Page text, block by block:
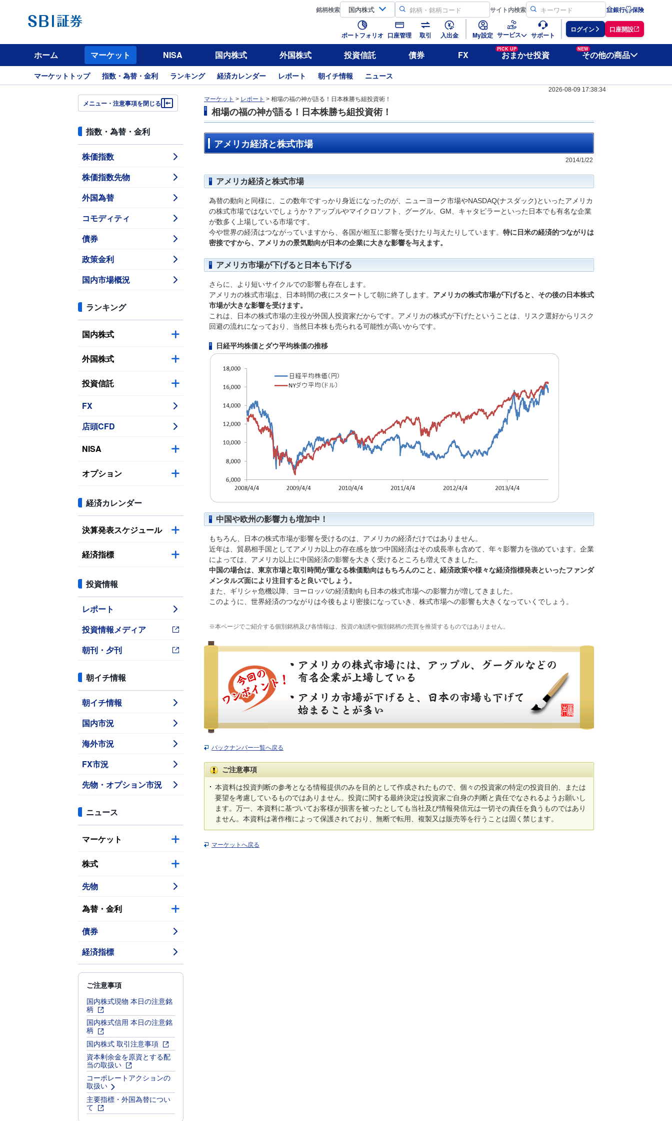
銘柄検索 サイト内検索 銀行 保険
ポートフォリオ 口座管理 取引 入出金 My設定 サービス サポート
ログイン 口座開設
ホーム マーケット NISA 国内株式 外国株式 投資信託 債券 FX
PICK UP
おまかせ投資
NEW
その他の商品
マーケットトップ 指数・為替・金利 ランキング 経済カレンダー レポート 朝イチ情報 ニュース
2026-08-09 17:38:34
メニュー・注意事項を閉じる
指数・為替・金利
株価指数
株価指数先物
外国為替
コモディティ
債券
政策金利
国内市場概況
ランキング
国内株式
外国株式
投資信託
FX
店頭CFD
NISA
オプション
経済カレンダー
決算発表スケジュール
経済指標
投資情報
レポート
投資情報メディア
朝刊・夕刊
朝イチ情報
朝イチ情報
国内市況
海外市況
FX市況
先物・オプション市況
ニュース
マーケット
株式
先物
為替・金利
債券
経済指標
ご注意事項
国内株式現物 本日の注意銘
柄
国内株式信用 本日の注意銘
柄
国内株式 取引注意事項
資本剰余金を原資とする配
当の取扱い
コーポレートアクションの
取扱い
主要指標・外国為替につい
て
マーケット > レポート > 相場の福の神が語る！日本株勝ち組投資術！
相場の福の神が語る！日本株勝ち組投資術！
アメリカ経済と株式市場
2014/1/22
アメリカ経済と株式市場
為替の動向と同様に、この数年ですっかり身近になったのが、ニューヨーク市場やNASDAQ(ナスダック)といったアメリカ
の株式市場ではないでしょうか？アップルやマイクロソフト、グーグル、GM、キャタピラーといった日本でも有名な企業
が数多く上場している市場です。
今や世界の経済はつながっていますから、各国が相互に影響を受けたり与えたりしています。 特に日米の経済的つながりは
密接ですから、アメリカの景気動向が日本の企業に大きな影響を与えます。
アメリカ市場が下げると日本も下げる
さらに、より短いサイクルでの影響も存在します。
アメリカの株式市場は、日本時間の夜にスタートして朝に終了します。 アメリカの株式市場が下げると、その後の日本株式
市場が大きな影響を受けます。
これは、日本の株式市場の主役が外国人投資家だからです。アメリカの株式が下げたということは、リスク選好からリスク
回避の流れになっており、当然日本株も売られる可能性が高いからです。
日経平均株価とダウ平均株価の推移
中国や欧州の影響力も増加中！
もちろん、日本の株式市場が影響を受けるのは、アメリカの経済だけではありません。
近年は、貿易相手国としてアメリカ以上の存在感を放つ中国経済はその成長率も含めて、年々影響力を強めています。企業
によっては、アメリカ以上に中国経済の影響を大きく受けるところも増えてきました。
中国の場合は、東京市場と取引時間が重なる株価動向はもちろんのこと、経済政策や様々な経済指標発表といったファンダ
メンタルズ面により注目すると良いでしょう。
また、ギリシャ危機以降、ヨーロッパの経済動向も日本の株式市場への影響力が増してきました。
このように、世界経済のつながりは今後もより密接になっていき、株式市場への影響も大きくなっていくでしょう。
※本ページでご紹介する個別銘柄及び各情報は、投資の勧誘や個別銘柄の売買を推奨するものではありません。
バックナンバー一覧へ戻る
ご注意事項
本資料は投資判断の参考となる情報提供のみを目的として作成されたもので、個々の投資家の特定の投資目的、または
要望を考慮しているものではありません。投資に関する最終決定は投資家ご自身の判断と責任でなされるようお願いし
ます。万一、本資料に基づいてお客様が損害を被ったとしても当社及び情報発信元は一切その責任を負うものではあり
ません。本資料は著作権によって保護されており、無断で転用、複製又は販売等を行うことは固く禁じます。
マーケットへ戻る